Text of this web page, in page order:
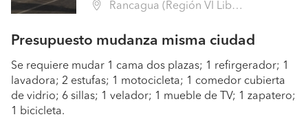
Rancagua (Región VI Libertador B. O'Higgins - Cachapoal)
Presupuesto mudanza misma ciudad
Se requiere mudar 1 cama dos plazas; 1 refirgerador; 1
lavadora; 2 estufas; 1 motocicleta; 1 comedor cubierta
de vidrio; 6 sillas; 1 velador; 1 mueble de TV; 1 zapatero;
1 bicicleta.